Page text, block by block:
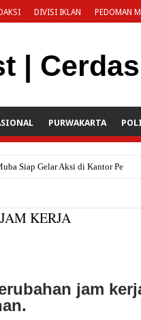
DIVISI IKLAN PEDOMAN
PURWAKARTA
Siap Gelar Aksi di Kantor
KERJA
jam